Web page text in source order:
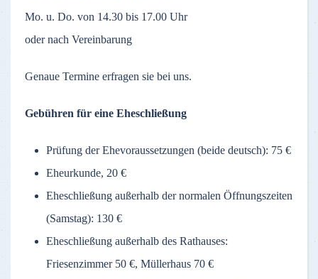
Mo. u. Do. von 14.30 bis 17.00 Uhr
oder nach Vereinbarung
Genaue Termine erfragen sie bei uns.
Gebühren für eine Eheschließung
Prüfung der Ehevoraussetzungen (beide deutsch): 75 €
Eheurkunde, 20 €
Eheschließung außerhalb der normalen Öffnungszeiten
(Samstag): 130 €
Eheschließung außerhalb des Rathauses:
Friesenzimmer 50 €, Müllerhaus 70 €